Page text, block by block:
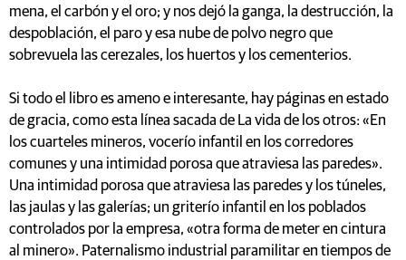
mena, el carbón y el oro; y nos dejó la ganga, la destrucción, la
despoblación, el paro y esa nube de polvo negro que
sobrevuela las cerezales, los huertos y los cementerios.
Si todo el libro es ameno e interesante, hay páginas en estado
de gracia, como esta línea sacada de La vida de los otros: «En
los cuarteles mineros, vocerío infantil en los corredores
comunes y una intimidad porosa que atraviesa las paredes».
Una intimidad porosa que atraviesa las paredes y los túneles,
las jaulas y las galerías; un griterío infantil en los poblados
controlados por la empresa, «otra forma de meter en cintura
al minero». Paternalismo industrial paramilitar en tiempos de